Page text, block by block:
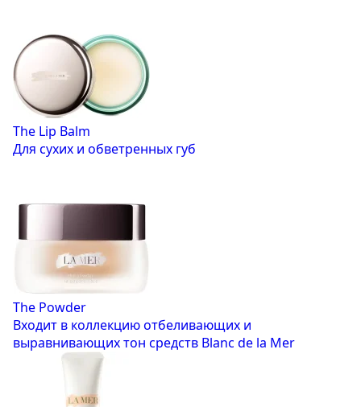
The Lip Balm
Для сухих и обветренных губ
The Powder
Входит в коллекцию отбеливающих и
выравнивающих тон средств Blanc de la Mer